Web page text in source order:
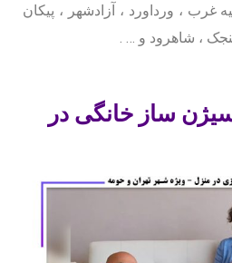
غرب ، ورداورد ، آزادشهر ، پیکان
، شاهرود و … .
ساز خانگی در